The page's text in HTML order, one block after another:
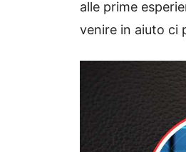
alle prime
venire in aiuto ci